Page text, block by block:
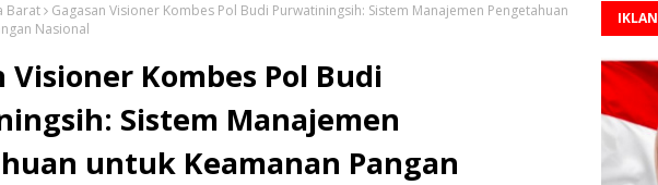
Barat
Gagasan Visioner Kombes Pol Budi Purwatiningsih: Sistem Manajemen Pengetahuan
Nasional
Visioner Kombes Pol Budi
Sistem Manajemen
untuk Keamanan Pangan
IKLAN